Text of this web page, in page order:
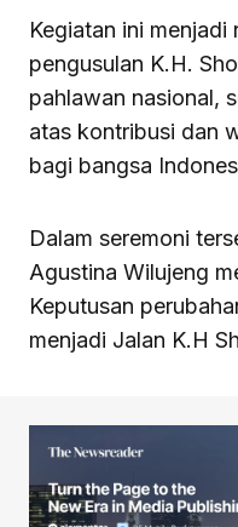
Kegiatan ini menjadi
pengusulan K.H.
pahlawan nasional,
atas kontribusi dan
bagi bangsa
Dalam seremoni
Agustina Wilujeng
Keputusan
menjadi Jalan K.H